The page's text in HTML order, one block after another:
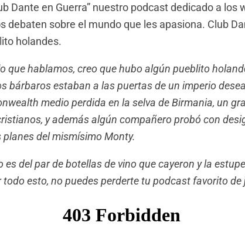
Dante en Guerra” nuestro podcast dedicado a los
debaten sobre el mundo que les apasiona. Club
holandes.
que hablamos, creo que hubo algún pueblito
bárbaros estaban a las puertas de un imperio
medio perdida en la selva de Birmania, un
y además algún compañero probó con
del mismísimo Monty.
es del par de botellas de vino que cayeron y la
esto, no puedes perderte tu podcast favorito de